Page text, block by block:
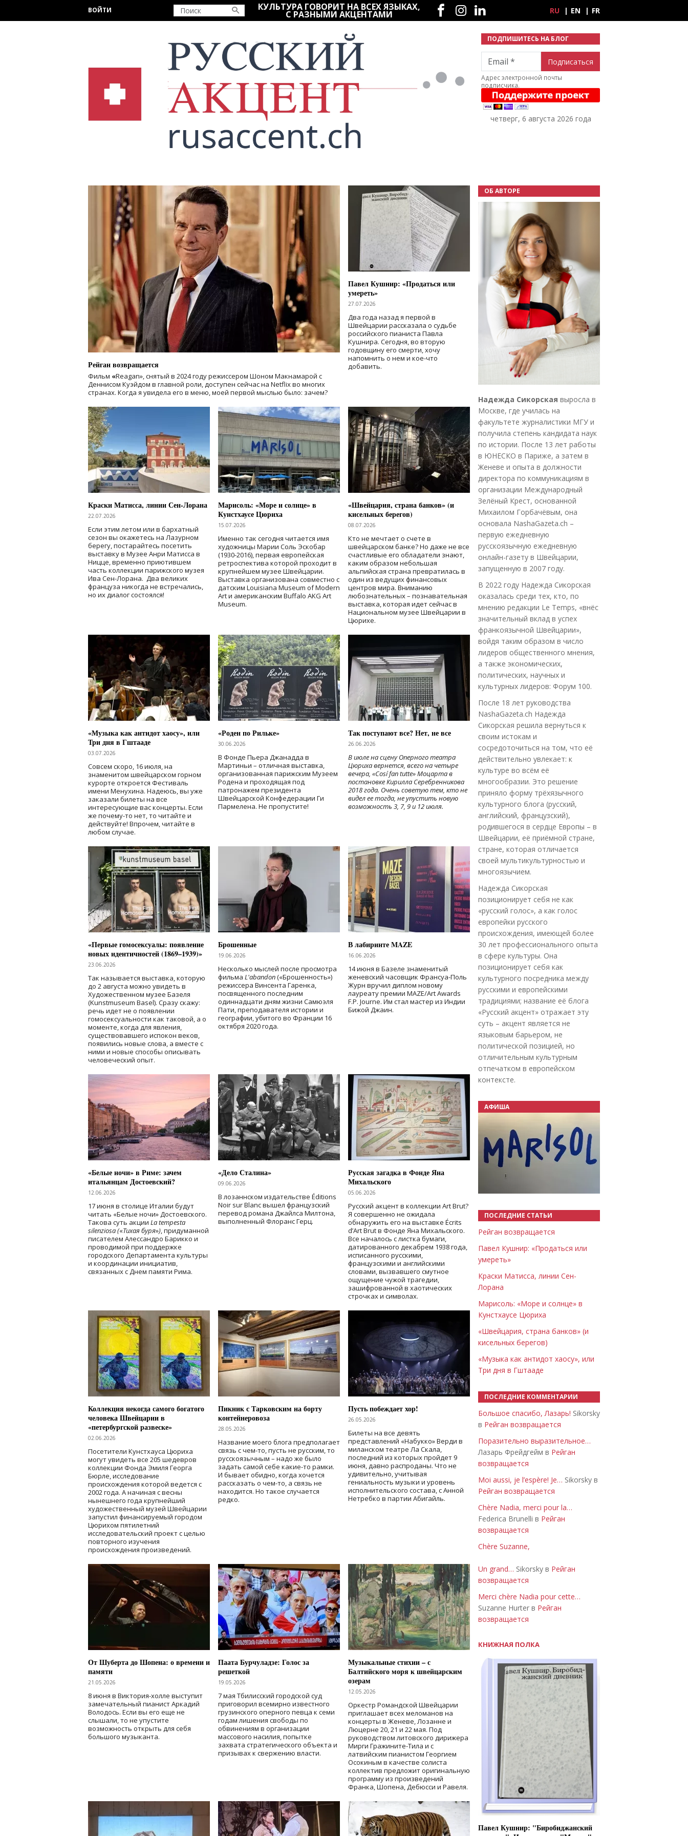
ВОЙТИ КУЛЬТУРА ГОВОРИТ НА ВСЕХ ЯЗЫКАХ,
С РАЗНЫМИ АКЦЕНТАМИ
Социальные сети
RU EN FR
ПОДПИШИТЕСЬ НА БЛОГ
Email
Адрес электронной почты
подписчика.
четверг, 6 августа 2026 года
Рейган возвращается
Фильм «Reagan», снятый в 2024 годурежиссером Шоном Макнамарой с
Деннисом Куэйдом в главной роли, доступен сейчас на Netflix во многих
странах. Когда я увидела его в меню, моей первой мыслью было: зачем?
Павел Кушнир: «Продаться или
умереть»
27.07.2026
Два года назад я первой в
Швейцарии рассказала о судьбе
российского пианиста Павла
Кушнира. Сегодня, во вторую
годовщину его смерти, хочу
напомнить о нем и кое-что
добавить.
Краски Матисса, линии Сен-Лорана
22.07.2026
Если этим летом или в бархатный
сезон вы окажетесь на Лазурном
берегу, постарайтесь посетить
выставку в Музее Анри Матисса в
Ницце, временно приютившем
часть коллекции парижского музея
Ива Сен-Лорана. Два великих
француза никогда не встречались,
но их диалог состоялся!
Марисоль: «Море и солнце» в
Кунстхаусе Цюриха
15.07.2026
Именно так сегодня читается имя
художницы Марии Соль Эскобар
(1930-2016), первая европейская
ретроспектива которой проходит в
крупнейшем музее Швейцарии.
Выставка организована совместно с
датским Louisiana Museum of Modern
Art и американским Buffalo AKG Art
Museum.
«Швейцария, страна банков» (и
кисельных берегов)
08.07.2026
Кто не мечтает о счете в
швейцарском банке? Но даже не все
счастливые его обладатели знают,
каким образом небольшая
альпийская страна превратилась в
один из ведущих финансовых
центров мира. Вниманию
любознательных – познавательная
выставка, которая идет сейчас в
Национальном музее Швейцарии в
Цюрихе.
«Музыка как антидот хаосу», или
Три дня в Гштааде
03.07.2026
Совсем скоро, 16 июля, на
знаменитом швейцарском горном
курорте откроется Фестиваль
имени Менухина. Надеюсь, вы уже
заказали билеты на все
интересующие вас концерты. Если
же почему-то нет, то читайте и
действуйте! Впрочем, читайте в
любом случае.
«Роден по Рильке»
30.06.2026
В Фонде Пьера Джанадда в
Мартиньи – отличная выставка,
организованная парижским Музеем
Родена и проходящая под
патронажем президента
Швейцарской Конфедерации Ги
Пармелена. Не пропустите!
Так поступают все? Нет, не все
26.06.2026
В июле на сцену Оперного театра
Цюриха вернется, всего на четыре
вечера, «Cosí fan tutte» Моцарта в
постановке Кирилла Серебренникова
2018 года. Очень советую тем, кто не
видел ее тогда, не упустить новую
возможность 3, 7, 9 и 12 июля.
«Первые гомосексуалы: появление
новых идентичностей (1869–1939)»
23.06.2026
Так называется выставка, которую
до 2 августа можно увидеть в
Художественном музее Базеля
(Kunstmuseum Basel). Сразу скажу:
речь идет не о появлении
гомосексуальности как таковой, а о
моменте, когда для явления,
существовавшего испокон веков,
появились новые слова, а вместе с
ними и новые способы описывать
человеческий опыт.
Брошенные
19.06.2026
Несколько мыслей после просмотра
фильма L'abandon(«Брошенность»)
режиссера Винсента Гаренка,
посвященного последним
одиннадцати дням жизни Самюэля
Пати, преподавателя истории и
географии, убитого во Франции 16
октября 2020 года.
В лабиринте MAZE
16.06.2026
14 июня в Базеле знаменитый
женевский часовщик Франсуа-Поль
Журн вручил диплом новому
лауреату премии MAZE/Art Awards
F.P. Journe. Им стал мастер из Индии
Бижой Джаин.
«Белые ночи» в Риме: зачем
итальянцам Достоевский?
12.06.2026
17 июня в столице Италии будут
читать «Белые ночи» Достоевского.
Такова суть акции La tempesta
silenziosa («Тихая буря»), придуманной
писателем Алессандро Барикко и
проводимой при поддержке
городского Департамента культуры
и координации инициатив,
связанных с Днем памяти Рима.
«Дело Сталина»
09.06.2026
В лозаннском издательстве Éditions
Noir sur Blanc вышел французский
перевод романа Джайлса Милтона,
выполненный Флоранс Герц.
Русская загадка в Фонде Яна
Михальского
05.06.2026
Русский акцент в коллекции Art Brut?
Я совершенно не ожидала
обнаружить его на выставке Écrits
d’Art Brut в Фонде Яна Михальского.
Все началось с листка бумаги,
датированного декабрем 1938 года,
исписанного русскими,
французскими и английскими
словами, вызвавшего смутное
ощущение чужой трагедии,
зашифрованной в хаотических
строчках и символах.
Коллекция некогда самого богатого
человека Швейцарии в
«петербургской развеске»
02.06.2026
Посетители Кунстхауса Цюриха
могут увидеть все 205 шедевров
коллекции Фонда Эмиля Георга
Бюрле, исследование
происхождения которой ведется с
2002 года. А начиная с весны
нынешнего года крупнейший
художественный музей Швейцарии
запустил финансируемый городом
Цюрихом пятилетний
исследовательский проект с целью
повторного изучения
происхождения произведений.
Пикник с Тарковским на борту
контейнеровоза
28.05.2026
Название моего блога предполагает
связь с чем-то, пусть не русским, то
русскоязычным – надо же было
задать самой себе какие-то рамки.
И бывает обидно, когда хочется
рассказать о чем-то, а связь не
находится. Но такое случается
редко.
Пусть побеждает хор!
26.05.2026
Билеты на все девять
представлений «Набукко» Верди в
миланском театре Ла Скала,
последний из которых пройдет 9
июня, давно распроданы. Что не
удивительно, учитывая
гениальность музыки и уровень
исполнительского состава, с Анной
Нетребко в партии Абигайль.
От Шуберта до Шопена: о времени и
памяти
21.05.2026
8 июня в Виктория-холле выступит
замечательный пианист Аркадий
Володось. Если вы его еще не
слышали, то не упустите
возможность открыть для себя
большого музыканта.
Паата Бурчуладзе: Голос за
решеткой
19.05.2026
7 мая Тбилисский городской суд
приговорил всемирно известного
грузинского оперного певца к семи
годам лишения свободы по
обвинениям в организации
массового насилия, попытке
захвата стратегического объекта и
призывах к свержению власти.
Музыкальные стихии – с
Балтийского моря к швейцарским
озерам
12.05.2026
Оркестр Романдской Швейцарии
приглашает всех меломанов на
концерты в Женеве, Лозанне и
Люцерне 20, 21 и 22 мая. Под
руководством литовского дирижера
Мирги Гражините-Тила и с
латвийским пианистом Георгием
Осокиным в качестве солиста
коллектив предложит оригинальную
программу из произведений
Франка, Шопена, Дебюсси и Равеля.
ОБ АВТОРЕ
Надежда Сикорская выросла в
Москве, где училась на
факультете журналистики МГУ и
получила степень кандидата наук
по истории. После 13 лет работы
в ЮНЕСКО в Париже, а затем в
Женеве и опыта в должности
директора по коммуникациям в
организации Международный
Зелёный Крест, основанной
Михаилом Горбачёвым, она
основала NashaGazeta.ch –
первую ежедневную
русскоязычную ежедневную
онлайн-газету в Швейцарии,
запущенную в 2007 году.
В 2022 году Надежда Сикорская
оказалась среди тех, кто, по
мнению редакции Le Temps, «внёс
значительный вклад в успех
франкоязычной Швейцарии»,
войдя таким образом в число
лидеров общественного мнения,
а также экономических,
политических, научных и
культурных лидеров: Форум 100.
После 18 лет руководства
NashaGazeta.ch Надежда
Сикорская решила вернуться к
своим истокам и
сосредоточиться на том, что её
действительно увлекает: к
культуре во всём её
многообразии. Это решение
приняло форму трёхязычного
культурного блога (русский,
английский, французский),
родившегося в сердце Европы – в
Швейцарии, её приёмной стране,
стране, которая отличается
своей мультикультурностью и
многоязычием.
Надежда Сикорская
позиционирует себя не как
«русский голос», а как голос
европейки русского
происхождения, имеющей более
30 лет профессионального опыта
в сфере культуры. Она
позиционирует себя как
культурного посредника между
русскими и европейскими
традициями; название её блога
«Русский акцент» отражает эту
суть – акцент является не
языковым барьером, не
политической позицией, но
отличительным культурным
отпечатком в европейском
контексте.
АФИША
ПОСЛЕДНИЕ СТАТЬИ
Рейган возвращается
Павел Кушнир: «Продаться или
умереть»
Краски Матисса, линии Сен-
Лорана
Марисоль: «Море и солнце» в
Кунстхаусе Цюриха
«Швейцария, страна банков» (и
кисельных берегов)
«Музыка как антидот хаосу», или
Три дня в Гштааде
ПОСЛЕДНИЕ КОММЕНТАРИИ
Большое спасибо, Лазарь! Sikorsky
в Рейган возвращается
Поразительно выразительное…
Лазарь Фрейдгейм в Рейган
возвращается
Moi aussi, je l’espère! Je… Sikorsky в
Рейган возвращается
Chère Nadia, merci pour la…
Federica Brunelli в Рейган
возвращается
Chère Suzanne,
Un grand… Sikorsky в Рейган
возвращается
Merci chère Nadia pour cette…
Suzanne Hurter в Рейган
возвращается
КНИЖНАЯ ПОЛКА
Павел Кушнир: "Биробиджанский